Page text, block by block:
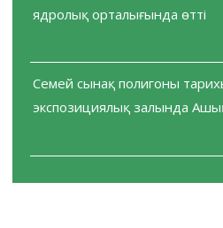
ядролық орталығында өтті
Семей сынақ полигоны
экспозициялық залында Ашық